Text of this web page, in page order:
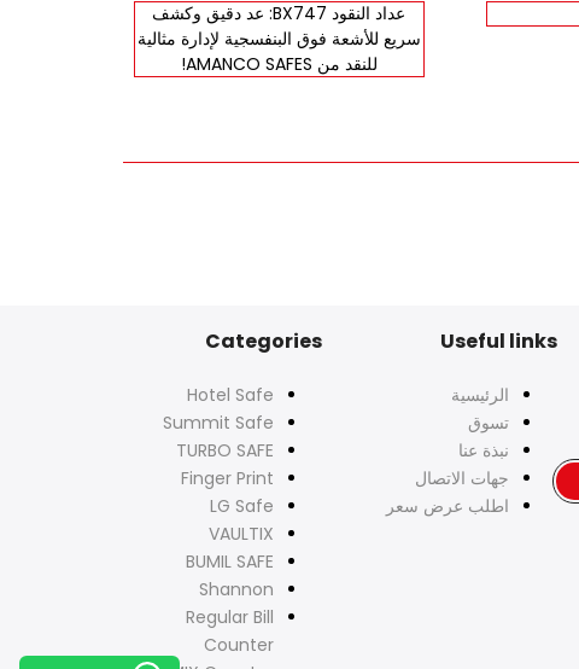
عداد النقود BX747: عد دقيق وكشف
سريع للأشعة فوق البنفسجية لإدارة مثالية
للنقد من AMANCO SAFES!
Useful links
الرئيسية
تسوق
نبذة عنا
جهات الاتصال
اطلب عرض سعر
Categories
Hotel Safe
Summit Safe
TURBO SAFE
Finger Print
LG Safe
VAULTIX
BUMIL SAFE
Shannon
Regular Bill
Counter